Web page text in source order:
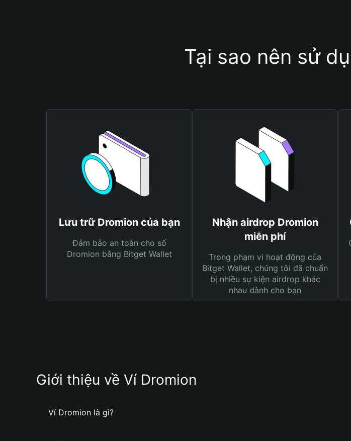
Tại sao nên sử
Lưu trữ Dromion của bạn
Đảm bảo an toàn cho số
Dromion bằng Bitget Wallet
Nhận airdrop Dromion
miễn phí
Trong phạm vi hoạt động của
Bitget Wallet, chúng tôi đã chuẩn
bị nhiều sự kiện airdrop khác
nhau dành cho bạn
Giới thiệu về Ví Dromion
Ví Dromion là gì?